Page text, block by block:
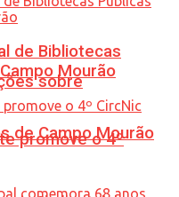
sobre
de Campo Mourão
de Bibliotecas
Mourão
promove o 4º